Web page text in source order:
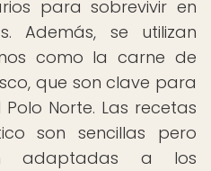
para sobrevivir en
Además, se utilizan
como la carne de
que son clave para
Norte. Las recetas
son sencillas pero
adaptadas a los